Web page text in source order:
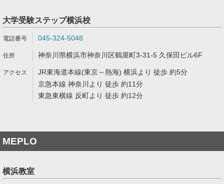
大学受験ステップ横浜校
045-324-5048
神奈川県横浜市神奈川区鶴屋町3-31-5 久保田ビル6F
JR東海道本線(東京～熱海) 横浜より 徒歩 約5分
京急本線 神奈川より 徒歩 約11分
東急東横線 反町より 徒歩 約12分
MEPLO
横浜教室